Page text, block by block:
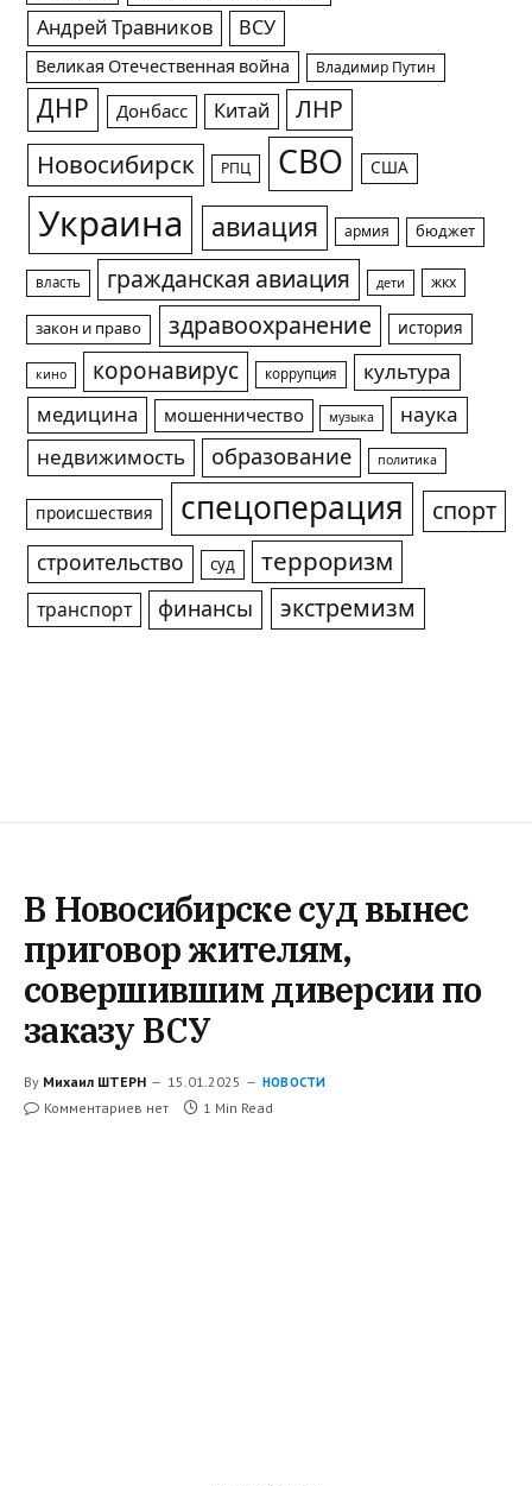
Андрей Травников ВСУ
Великая Отечественная война Владимир Путин
ДНР Донбасс Китай ЛНР
Новосибирск РПЦ СВО США
Украина авиация армия бюджет
власть гражданская авиация дети жкх
закон и право здравоохранение история
кино коронавирус коррупция
культура
медицина
мошенничество музыка
наука
недвижимость
образование политика
происшествия спецоперация спорт
строительство суд терроризм
транспорт финансы экстремизм
В Новосибирске суд вынес
приговор жителям,
совершившим диверсии по
заказу ВСУ
By Михаил ШТЕРН 15.01.2025 НОВОСТИ
Комментариев нет 1 Min Read